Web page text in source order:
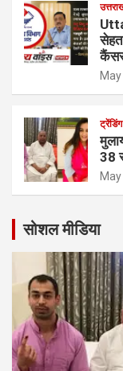
सेहत
ट्रेंडिंग
38
सोशल मीडिया